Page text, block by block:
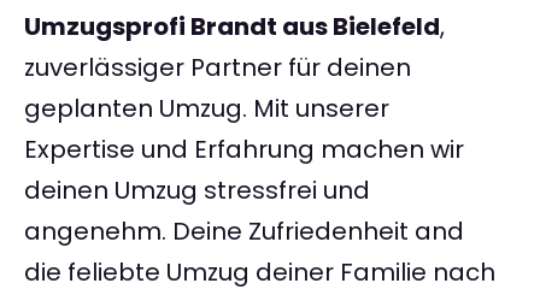
Umzugsprofi Brandt aus Bielefeld,
zuverlässiger Partner für deinen
geplanten Umzug. Mit unserer
Expertise und Erfahrung machen wir
deinen Umzug stressfrei und
angenehm. Deine Zufriedenheit and
die feliebte Umzug deiner Familie nach